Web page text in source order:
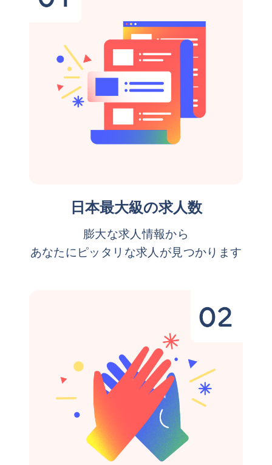
日本最大級の求人数
膨大な求人情報から
あなたにピッタリな求人が見つかります